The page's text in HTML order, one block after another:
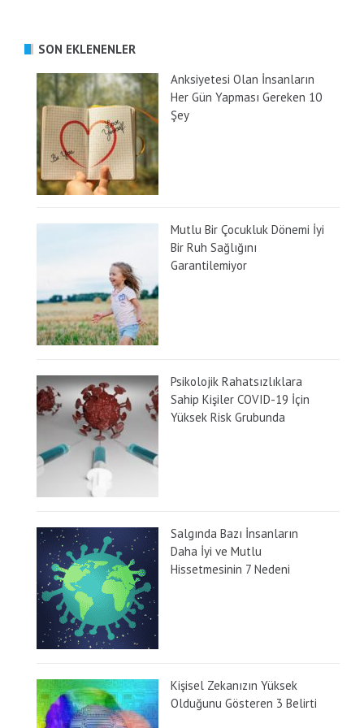
SON EKLENENLER
Anksiyetesi Olan İnsanların
Her Gün Yapması Gereken 10
Şey
Mutlu Bir Çocukluk Dönemi İyi
Bir Ruh Sağlığını
Garantilemiyor
Psikolojik Rahatsızlıklara
Sahip Kişiler COVID-19 İçin
Yüksek Risk Grubunda
Salgında Bazı İnsanların
Daha İyi ve Mutlu
Hissetmesinin 7 Nedeni
Kişisel Zekanızın Yüksek
Olduğunu Gösteren 3 Belirti